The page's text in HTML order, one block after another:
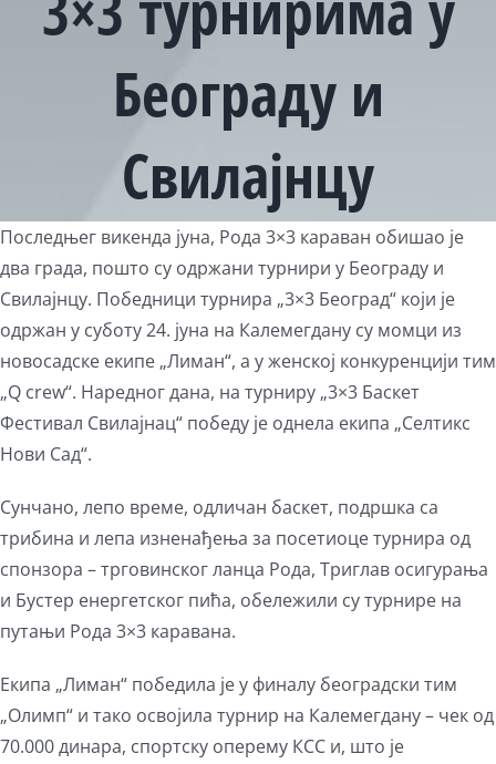
Београду и
Свилајнцу
View
Larger
Image
Последњег викенда јуна, Рода 3×3 караван обишао је
два града, пошто су одржани турнири у Београду и
Свилајнцу. Победници турнира „3×3 Београд“ који је
одржан у суботу 24. јуна на Калемегдану су момци из
новосадске екипе „Лиман“, а у женској конкуренцији тим
„Q crew“. Наредног дана, на турниру „3×3 Баскет
Фестивал Свилајнац“ победу је однела екипа „Селтикс
Нови Сад“.
Сунчано, лепо време, одличан баскет, подршка са
трибина и лепа изненађења за посетиоце турнира од
спонзора – трговинског ланца Рода, Триглав осигурања
и Бустер енергетског пића, обележили су турнире на
путањи Рода 3×3 каравана.
Екипа „Лиман“ победила је у финалу београдски тим
„Олимп“ и тако освојила турнир на Калемегдану – чек од
70.000 динара, спортску оперему КСС и, што је